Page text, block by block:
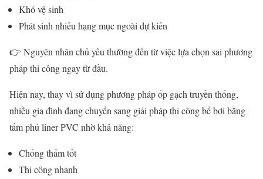
Khó vệ sinh
Phát sinh nhiều hạng mục ngoài dự kiến
👉 Nguyên nhân chủ yếu thường đến từ việc lựa chọn sai phương
pháp thi công ngay từ đầu.
Hiện nay, thay vì sử dụng phương pháp ốp gạch truyền thống,
nhiều gia đình đang chuyển sang giải pháp thi công bể bơi bằng
tấm phủ liner PVC nhờ khả năng:
Chống thấm tốt
Thi công nhanh